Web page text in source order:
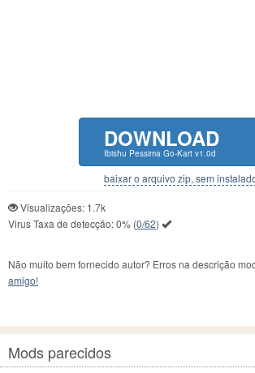
DOWNLOAD
Ibishu Pessima Go-Kart v1.0d
baixar o arquivo zip, sem
Visualizações: 1.7k
Virus Taxa de detecção:0% (0/62)
Não muito bem fornecido autor? Erros na descrição
amigo!
Mods parecidos